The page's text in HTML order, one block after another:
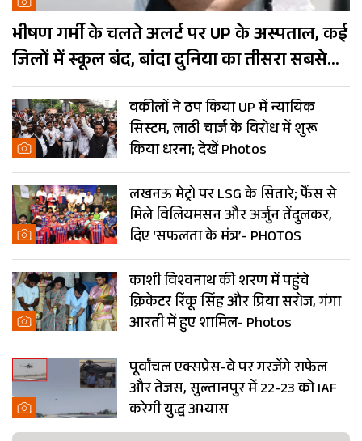
भीषण गर्मी के चलते अलर्ट पर UP के अस्पताल, कई
जिलों में स्कूल बंद, बांदा दुनिया का तीसरा सबसे
गर्म शहर
वकीलों ने ठप किया UP में न्यायिक
सिस्टम, लाठी चार्ज के विरोध में शुरू
किया धरना; देखें Photos
लखनऊ मेट्रो पर LSG के सितारे; फैंस से
मिले विलियमसन और अर्जुन तेंदुलकर,
दिए ‘सफलता के मंत्र’- PHOTOS
काशी विश्वनाथ की शरण में पहुंचे
क्रिकेटर रिंकू सिंह और प्रिया सरोज, गंगा
आरती में हुए शामिल- Photos
पूर्वांचल एक्सप्रेस-वे पर गरजेंगे राफेल
और तेजस, सुल्तानपुर में 22-23 को IAF
करेगी युद्ध अभ्यास